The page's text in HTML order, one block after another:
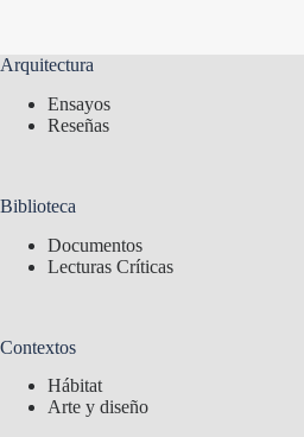
Arquitectura
Ensayos
Reseñas
Biblioteca
Documentos
Lecturas Críticas
Contextos
Hábitat
Arte y diseño